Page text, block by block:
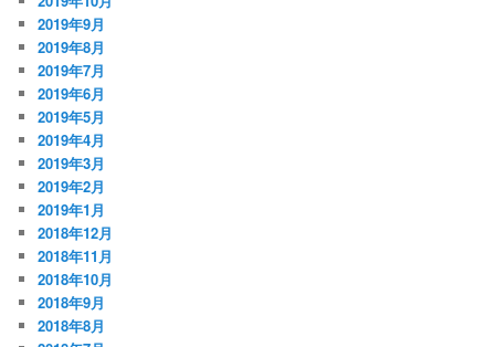
2019年9月
2019年8月
2019年7月
2019年6月
2019年5月
2019年4月
2019年3月
2019年2月
2019年1月
2018年12月
2018年11月
2018年10月
2018年9月
2018年8月